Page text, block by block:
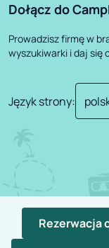
Rezerwacja
Dołącz do
Prowadzisz firmę w
wyszukiwarki i daj się
Język strony: